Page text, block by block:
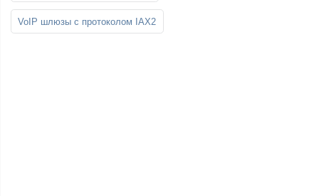
VoIP шлюзы с протоколом IAX2